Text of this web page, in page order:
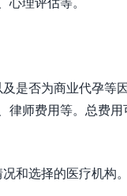
是否为商业代孕等
律师费用等。总费
和选择的医疗机构。